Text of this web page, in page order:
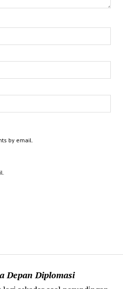
Depan Diplomasi
by email.